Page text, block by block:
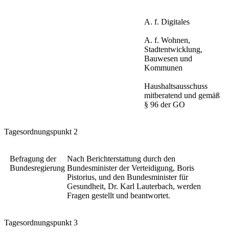
A. f. Digitales
A. f. Wohnen,
Stadtentwicklung,
Bauwesen und
Kommunen
Haushaltsausschuss
mitberatend und gemäß
§ 96 der GO
Tagesordnungspunkt 2
Befragung der
Bundesregierung
Nach Berichterstattung durch den
Bundesminister der Verteidigung, Boris
Pistorius, und den Bundesminister für
Gesundheit, Dr. Karl Lauterbach, werden
Fragen gestellt und beantwortet.
Tagesordnungspunkt 3